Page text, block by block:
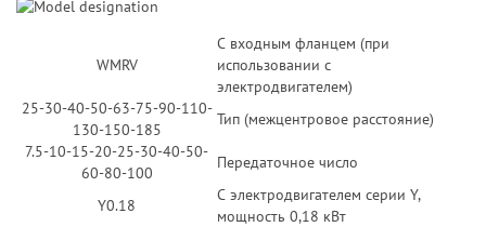
WMRV
С входным фланцем (при
использовании с
электродвигателем)
25-30-40-50-63-75-90-110-
130-150-185
Тип (межцентровое расстояние)
7.5-10-15-20-25-30-40-50-
60-80-100
Передаточное число
Y0.18
С электродвигателем серии Y,
мощность 0,18 кВт